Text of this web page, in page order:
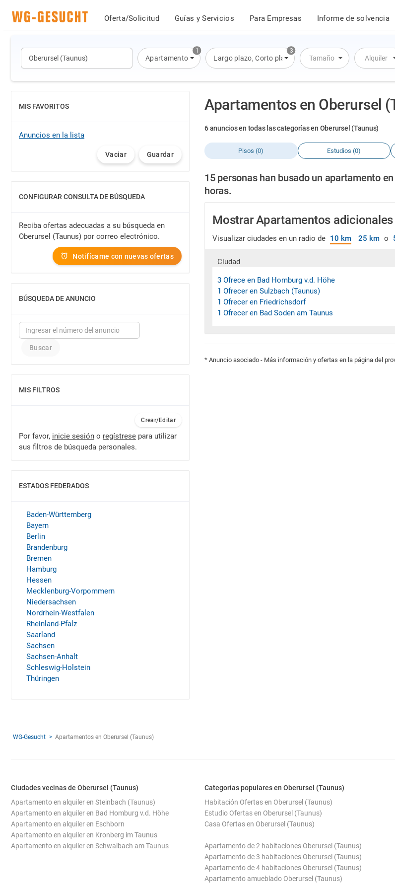
Oferta/Solicitud Guías y Servicios Para Empresas Informe de solvencia
1
Apartamento
3
Largo plazo,Corto plazo , Alquiler por día
Tamaño Alquiler
Apartamentos en Oberursel
6 anuncios en todas las categorías en Oberursel (Taunus)
Pisos (0) Estudios (0)
15 personas han busado un apartamento
horas.
Mostrar Apartamentos
Visualizar ciudades en un radio de 10 km 25 km o
Ciudad
3 Ofrece en Bad Homburg v.d. Höhe
1 Ofrecer en Sulzbach (Taunus)
1 Ofrecer en Friedrichsdorf
1 Ofrecer en Bad Soden am Taunus
* Anuncio asociado - Más información y ofertas en la página del
MIS FAVORITOS
MOSTRAR
Anuncios en la lista
Vaciar Guardar
CONFIGURAR CONSULTA DE BÚSQUEDA
MOSTRAR
Reciba ofertas adecuadas a su búsqueda en
Oberursel (Taunus) por correo electrónico.
Notifícame con nuevas ofertas
BÚSQUEDA DE ANUNCIO
MOSTRAR
MIS FILTROS
MOSTRAR
Crear/Editar
Por favor, inicie sesión o regístrese para utilizar
sus filtros de búsqueda personales.
ESTADOS FEDERADOS
MOSTRAR
Baden-Württemberg
Bayern
Berlin
Brandenburg
Bremen
Hamburg
Hessen
Mecklenburg-Vorpommern
Niedersachsen
Nordrhein-Westfalen
Rheinland-Pfalz
Saarland
Sachsen
Sachsen-Anhalt
Schleswig-Holstein
Thüringen
WG-Gesucht Apartamentos en Oberursel (Taunus)
Ciudades vecinas de Oberursel (Taunus)
Apartamento en alquiler en Steinbach (Taunus)
Apartamento en alquiler en Bad Homburg v.d. Höhe
Apartamento en alquiler en Eschborn
Apartamento en alquiler en Kronberg im Taunus
Apartamento en alquiler en Schwalbach am Taunus
Categorías populares en Oberursel (Taunus)
Habitación Ofertas en Oberursel (Taunus)
Estudio Ofertas en Oberursel (Taunus)
Casa Ofertas en Oberursel (Taunus)
Apartamento de 2 habitaciones Oberursel (Taunus)
Apartamento de 3 habitaciones Oberursel (Taunus)
Apartamento de 4 habitaciones Oberursel (Taunus)
Apartamento amueblado Oberursel (Taunus)